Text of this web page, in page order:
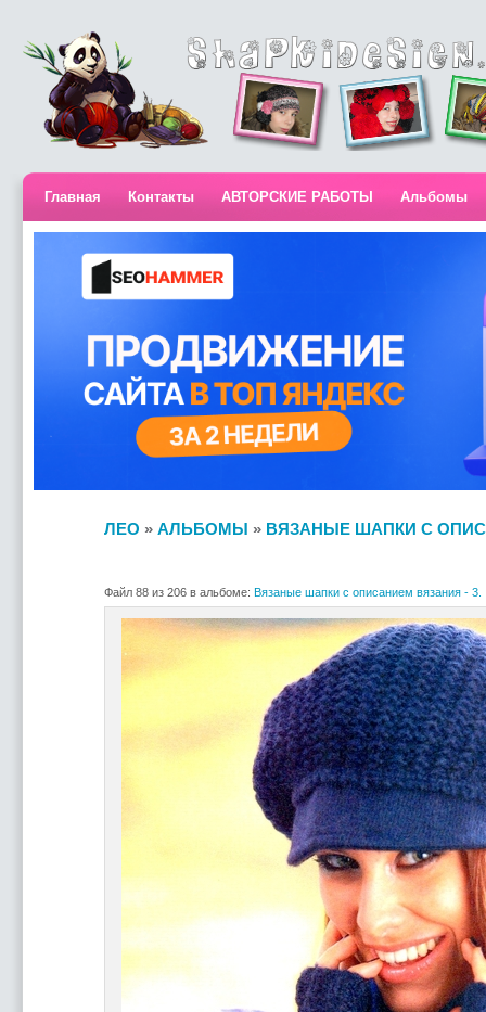
Главная Контакты АВТОРСКИЕ РАБОТЫ Альбомы
ЛЕО » АЛЬБОМЫ » ВЯЗАНЫЕ ШАПКИ С
Файл 88 из 206 в альбоме: Вязаные шапки с описанием вязания - 3.